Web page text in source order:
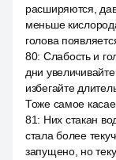
расширяются,
меньше
голова
80: Слабость и
дни
избегайте
Тоже самое
81: Них стакан
стала более
запущено, но